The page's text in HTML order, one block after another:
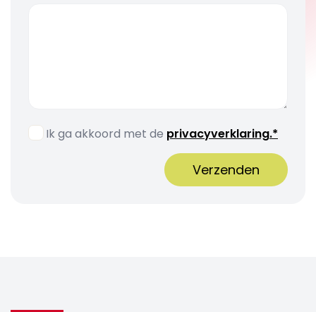
Ik ga akkoord met de privacyverklaring.*
Verzenden